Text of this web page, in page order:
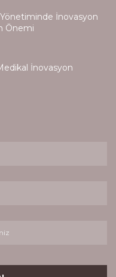
İnovasyon
Önemi
İnovasyon